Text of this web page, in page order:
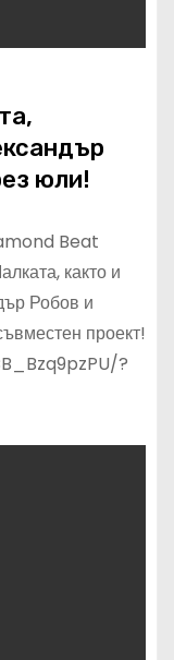
юли!
Beat
както и
Робов и
проект!
?